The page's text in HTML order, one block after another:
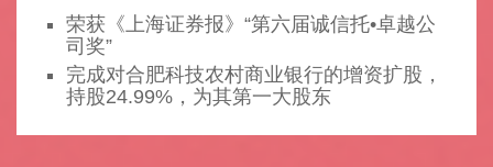
荣获《上海证券报》“第六届诚信托•卓越公
司奖”
完成对合肥科技农村商业银行的增资扩股，
持股24.99%，为其第一大股东